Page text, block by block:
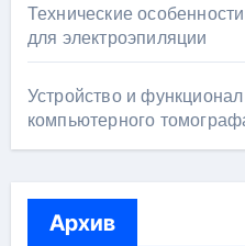
Технические
для электроэпиляции
Устройство и
компьютерного
Архив